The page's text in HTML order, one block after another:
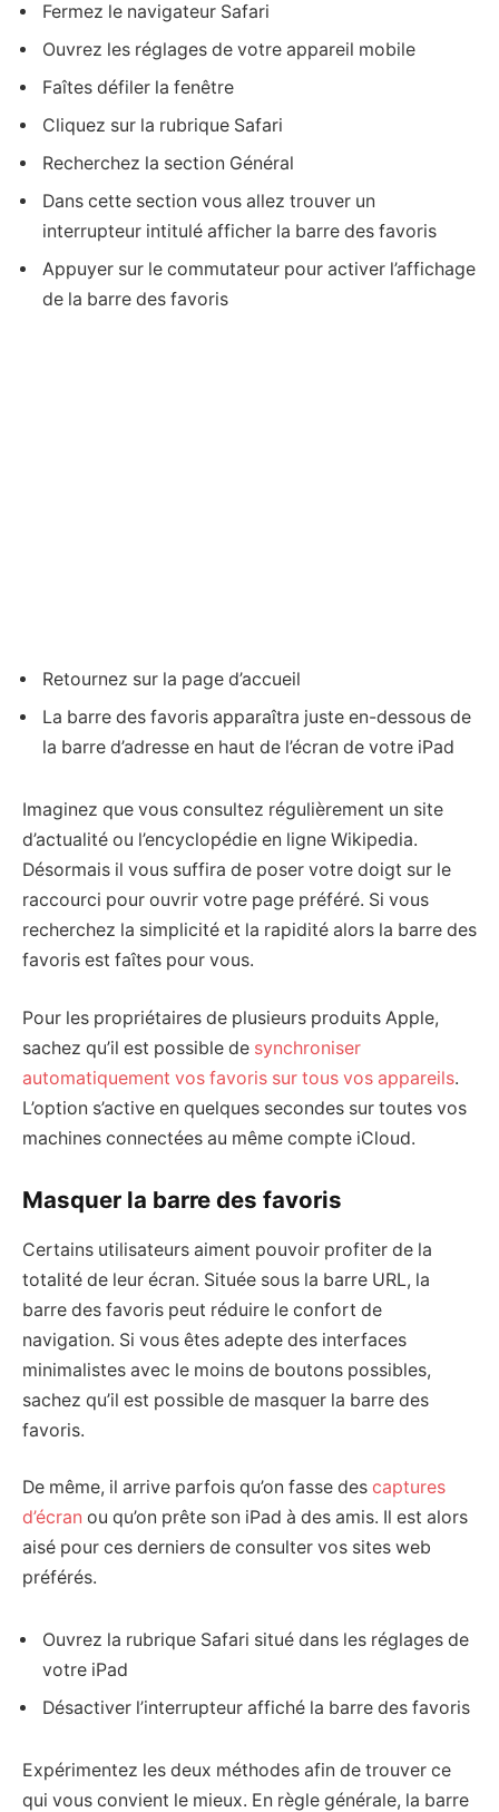
Fermez le navigateur Safari
Ouvrez les réglages de votre appareil mobile
Faîtes défiler la fenêtre
Cliquez sur la rubrique Safari
Recherchez la section Général
Dans cette section vous allez trouver un
interrupteur intitulé afficher la barre des favoris
Appuyer sur le commutateur pour activer l’affichage
de la barre des favoris
Retournez sur la page d’accueil
La barre des favoris apparaîtra juste en-dessous de
la barre d’adresse en haut de l’écran de votre iPad
Imaginez que vous consultez régulièrement un site
d’actualité ou l’encyclopédie en ligne Wikipedia.
Désormais il vous suffira de poser votre doigt sur le
raccourci pour ouvrir votre page préféré. Si vous
recherchez la simplicité et la rapidité alors la barre des
favoris est faîtes pour vous.
Pour les propriétaires de plusieurs produits Apple,
sachez qu’il est possible de synchroniser
automatiquement vos favoris sur tous vos appareils.
L’option s’active en quelques secondes sur toutes vos
machines connectées au même compte iCloud.
Masquer la barre des favoris
Certains utilisateurs aiment pouvoir profiter de la
totalité de leur écran. Située sous la barre URL, la
barre des favoris peut réduire le confort de
navigation. Si vous êtes adepte des interfaces
minimalistes avec le moins de boutons possibles,
sachez qu’il est possible de masquer la barre des
favoris.
De même, il arrive parfois qu’on fasse des captures
d’écran ou qu’on prête son iPad à des amis. Il est alors
aisé pour ces derniers de consulter vos sites web
préférés.
Ouvrez la rubrique Safari situé dans les réglages de
votre iPad
Désactiver l’interrupteur affiché la barre des favoris
Expérimentez les deux méthodes afin de trouver ce
qui vous convient le mieux. En règle générale, la barre